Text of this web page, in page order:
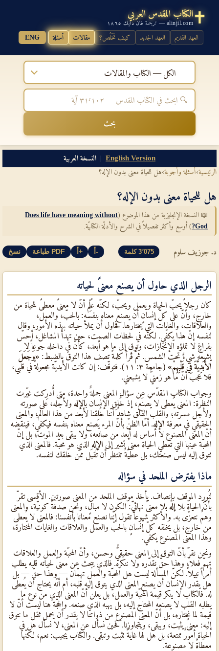
الكتاب المقدس العربي
alinjil.com — ترجمة فان دايك ١٨٦٥
العهد القديم العهد الجديد كيف تَخْلُص؟ مقالات أسئلة ENG
الكل — الكتاب والمقالات
بحث
English Version
| النسخة العربية
الرئيسية›أسئلة وأجوبة›هل للحياة معنى بدون الإله؟
هل للحياة معنى بدون الإله؟
📖 النسخة الإنجليزية من هذا الموضوع (Does life have meaning without
God? ) أوسع وأكثر تفصيلاً في الشرح والأدلّة الكتابيّة.
د. جوزيف سلوم 3٬075 كلمة نسخ طباعة PDF أ+ أ-
الرجل الذي حاول أن يصنع معنىً لحياته
كان رجلاً يحبّ الحياة ويعمل ويحبّ، لكنّه عُلِّم أنّ لا معنىً معطىً للحياة من
خارج، وأنّ على كلّ إنسانٍ أن يصنع معناه بنفسه: بالحبّ، والعمل،
والعلاقات، والغايات التي يختارها. فحاول أن يملأ حياته بهذه الأمور، وقال
لنفسه إنّ هذا يكفي. لكنّه في لحظات الصمت، حين تهدأ المشاغل، أحسّ
بفراغٍ لا تملؤه الإنجازات، وتوقٍ إلى ما هو أبعد، كأنّ في داخله جوعاً لا
يشبعه شيءٌ تحت الشمس. ثمّ قرأ كلمةً تصف هذا التوق بالضبط: «وَجَعَلَ
الأَبَدِيَّةَ فِي قَلْبِهِمْ»
(جامعة ٣: ١١). فتوقّف: إن كانت الأبديّة مجعولةً في قلبي،
فلا عجب أنّ ما هو زمنيٌّ لا يشبعني.
وجواب الكتاب المقدّس عن سؤال المعنى جملةٌ واحدة، متى أُدرِكت غيّرت
النظرة: المعنى يُعطى لا يُصنَع، إذ خُلِق الإنسان بالإله ولأجله، على صورته
ولأجل مسرّته؛ والقلب القلق شاهدٌ أنّنا خُلِقنا لأبعد من هذا العالم؛ والمعنى
الحقيقيّ في معرفة الإله. أمّا الظنّ بأنّ المرء يصنع معناه بنفسه فيكفي، فينقضه
أنّ المعنى المصنوع لا أساس له أبعد من صانعه، ولا يبقى بعد الموت؛ بل إنّ
المحبّة عينها التي تعطي الحياة معنىً تشير إلى الإله الذي هو محبّة. فالمعنى الذي
تتوق إليه ليس صنعتك، بل عطيّةٌ تنتظر أن تُقبَل ممّن خلقك لنفسه.
ماذا يفترض الملحد في سؤاله
لنُورِد الموقف بإنصاف. يأخذ موقف الملحد من المعنى صورتين. الأقسى تقرّ
بأنّ الحياة بلا إله بلا معنىً نهائيّ: الكون لا مبالٍ، ونحن صدفةٌ كونيّة، والمعنى
وهمٌ نتعزّى به. والأكثر شيوعاً تقول إنّنا نصنع معنانا بأنفسنا: فالمعنى لا يُعطى
من خارج، بل يخلقه كلّ إنسانٍ بالحبّ والعمل والعلاقات والغايات المختارة،
وهذا المعنى المصنوع يكفي.
ونحن نقرّ بأنّ التوق إلى المعنى حقيقيٌّ وحسن، وأنّ المحبّة والعمل والعلاقات
تهمّ فعلاً، وهذا حقٌّ نقدّره ولا ننكره. فالذي يبحث عن معنىً لحياته قلبه يطلب
أمراً نبيلاً. لكنّ المسألة ليست هل المحبّة والعمل تهمّان — وهذا حقّ — بل
هل يقدر الإنسان أن يصنع المعنى الذي يتوق إليه قلبه، أم أنّه يحتاج أن يُعطى
له. فالكتاب لا ينكر قيمة المحبّة والعمل، بل يعلن أنّ المعنى الذي من نوع ما
يطلبه القلب لا يصنعه المحتاج إليه، بل يهبه الذي صنعه. والحجّة هنا ليست أنّ لا
قيمة لما نختاره، بل أنّ المعنى المصنوع من ذواتنا لا يقدر أن يحمل ثقل ما نتوق
إليه: معنىً يثبت، ويبقى، ويتجاوزنا. فحين نسأل عن المعنى، لا نسأل هل في
الحياة أمورٌ ممتعة، بل هل لها غايةٌ تثبت وتبقى. والكتاب يجيب: نعم، لكنّها
معطاةٌ لا مصنوعة.